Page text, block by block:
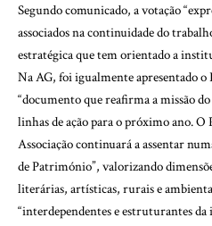
Segundo comunicado, a votação
associados na continuidade do
estratégica que tem orientado a
Na AG, foi igualmente apresentado o
“documento que reafirma a missão
linhas de ação para o próximo ano. O
Associação continuará a assentar
de Património”, valorizando
literárias, artísticas, rurais e
“interdependentes e estruturantes